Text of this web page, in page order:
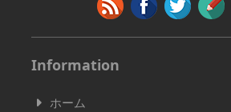
Information
ホーム